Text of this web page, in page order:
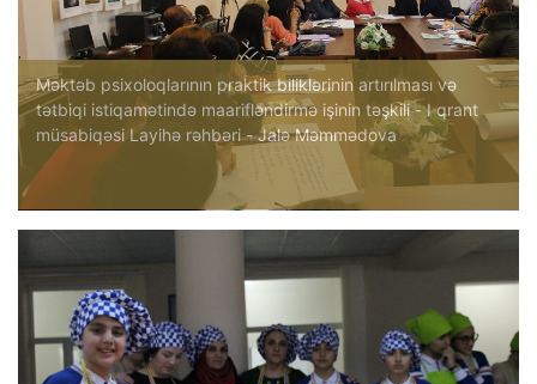
Məktəb psixoloqlarının praktik biliklərinin artırılması və
tətbiqi istiqamətində maarifləndirmə işinin təşkili - I qrant
müsabiqəsi Layihə rəhbəri - Jalə Məmmədova